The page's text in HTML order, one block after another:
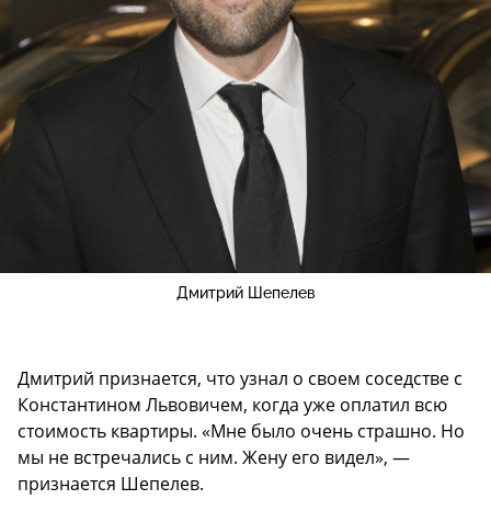
Дмитрий Шепелев
Дмитрий признается, что узнал о своем соседстве с
Константином Львовичем, когда уже оплатил всю
стоимость квартиры. «Мне было очень страшно. Но
мы не встречались с ним. Жену его видел», —
признается Шепелев.